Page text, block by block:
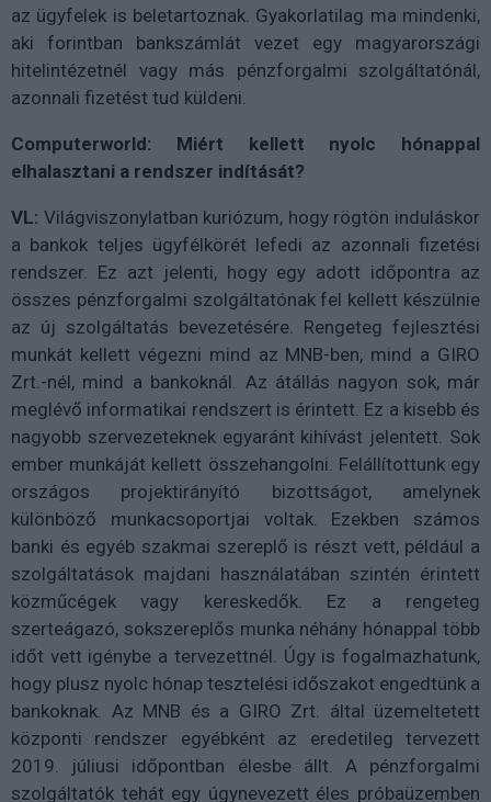
az ügyfelek is beletartoznak. Gyakorlatilag ma mindenki,
aki forintban bankszámlát vezet egy magyarországi
hitelintézetnél vagy más pénzforgalmi szolgáltatónál,
azonnali fizetést tud küldeni.
Computerworld: Miért kellett nyolc hónappal
elhalasztani a rendszer indítását?
VL: Világviszonylatban kuriózum, hogy rögtön induláskor
a bankok teljes ügyfélkörét lefedi az azonnali fizetési
rendszer. Ez azt jelenti, hogy egy adott időpontra az
összes pénzforgalmi szolgáltatónak fel kellett készülnie
az új szolgáltatás bevezetésére. Rengeteg fejlesztési
munkát kellett végezni mind az MNB-ben, mind a GIRO
Zrt.-nél, mind a bankoknál. Az átállás nagyon sok, már
meglévő informatikai rendszert is érintett. Ez a kisebb és
nagyobb szervezeteknek egyaránt kihívást jelentett. Sok
ember munkáját kellett összehangolni. Felállítottunk egy
országos projektirányító bizottságot, amelynek
különböző munkacsoportjai voltak. Ezekben számos
banki és egyéb szakmai szereplő is részt vett, például a
szolgáltatások majdani használatában szintén érintett
közműcégek vagy kereskedők. Ez a rengeteg
szerteágazó, sokszereplős munka néhány hónappal több
időt vett igénybe a tervezettnél. Úgy is fogalmazhatunk,
hogy plusz nyolc hónap tesztelési időszakot engedtünk a
bankoknak. Az MNB és a GIRO Zrt. által üzemeltetett
központi rendszer egyébként az eredetileg tervezett
2019. júliusi időpontban élesbe állt. A pénzforgalmi
szolgáltatók tehát egy úgynevezett éles próbaüzemben